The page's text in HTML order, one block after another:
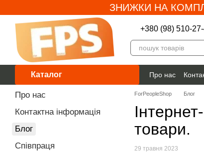
Перейти до основного контентуЗНИЖКИ НА
+380 (98) 510-
Каталог Про нас
Гарантія
ForPeopleShop Блог
товари.
29 травня 2023
Про нас
Контактна інформація
Блог
Співпраця